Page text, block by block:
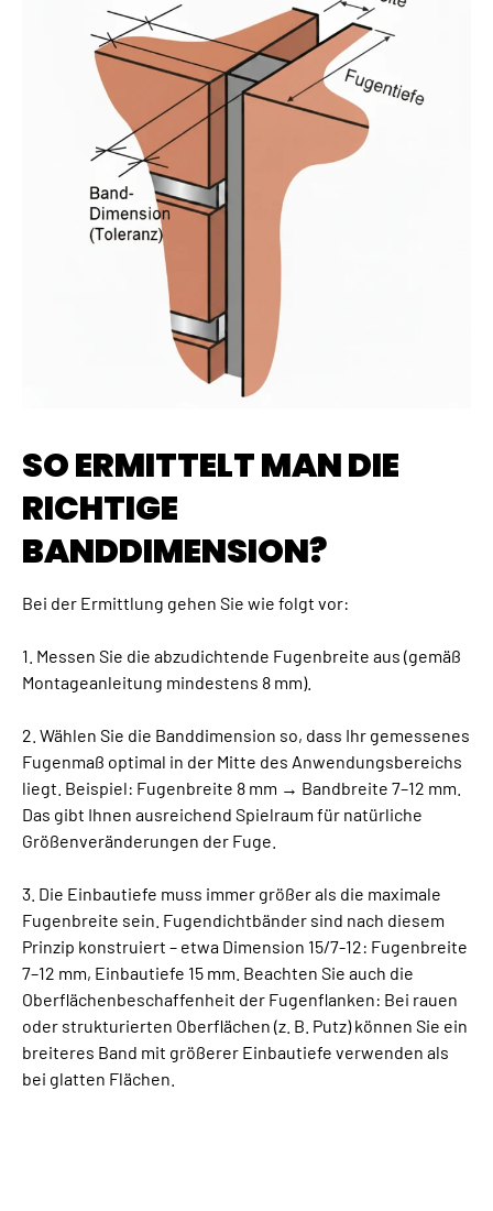
SO ERMITTELT MAN DIE
RICHTIGE
BANDDIMENSION?
Bei der Ermittlung gehen Sie wie folgt vor:
1. Messen Sie die abzudichtende Fugenbreite aus (gemäß
Montageanleitung mindestens 8 mm).
2. Wählen Sie die Banddimension so, dass Ihr gemessenes
Fugenmaß optimal in der Mitte des Anwendungsbereichs
liegt. Beispiel: Fugenbreite 8 mm → Bandbreite 7–12 mm.
Das gibt Ihnen ausreichend Spielraum für natürliche
Größenveränderungen der Fuge.
3. Die Einbautiefe muss immer größer als die maximale
Fugenbreite sein. Fugendichtbänder sind nach diesem
Prinzip konstruiert – etwa Dimension 15/7-12: Fugenbreite
7–12 mm, Einbautiefe 15 mm. Beachten Sie auch die
Oberflächenbeschaffenheit der Fugenflanken: Bei rauen
oder strukturierten Oberflächen (z. B. Putz) können Sie ein
breiteres Band mit größerer Einbautiefe verwenden als
bei glatten Flächen.